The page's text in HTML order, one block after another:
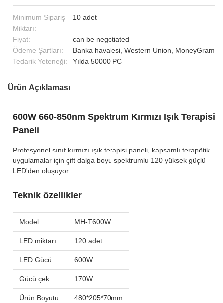
Minimum Sipariş
Miktarı:
10 adet
Fiyat:
can be negotiated
Ödeme Şartları:
Banka havalesi, Western Union, MoneyGram
Tedarik Yeteneği:
Yılda 50000 PC
Ürün Açıklaması
600W 660-850nm Spektrum Kırmızı Işık Terapisi
Paneli
Profesyonel sınıf kırmızı ışık terapisi paneli, kapsamlı terapötik
uygulamalar için çift dalga boyu spektrumlu 120 yüksek güçlü
LED'den oluşuyor.
Teknik özellikler
Model MH-T600W
LED miktarı 120 adet
LED Gücü 600W
Gücü çek 170W
Ürün Boyutu 480*205*70mm